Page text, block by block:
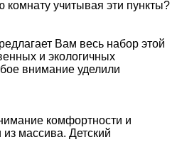
комнату учитывая эти пункты?
Вам весь набор этой
и экологичных
внимание уделили
комфортности и
из массива. Детский